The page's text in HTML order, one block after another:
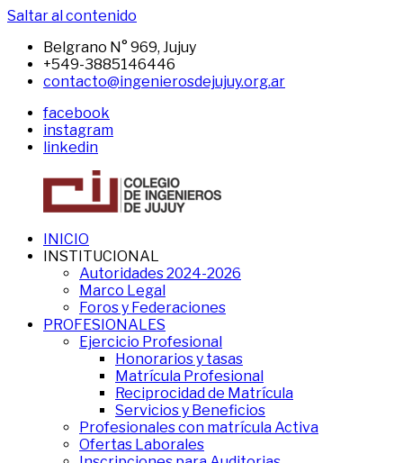
Saltar al contenido
Belgrano N° 969, Jujuy
+549-3885146446
contacto@ingenierosdejujuy.org.ar
facebook
instagram
linkedin
Sitio
INICIO
INSTITUCIONAL
Autoridades 2024-2026
Marco Legal
Foros y Federaciones
PROFESIONALES
Ejercicio Profesional
Honorarios y tasas
Matrícula Profesional
Reciprocidad de Matrícula
Servicios y Beneficios
Profesionales con matrícula Activa
Ofertas Laborales